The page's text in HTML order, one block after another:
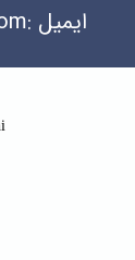
ایمیل :hajzakershop@jmail.com